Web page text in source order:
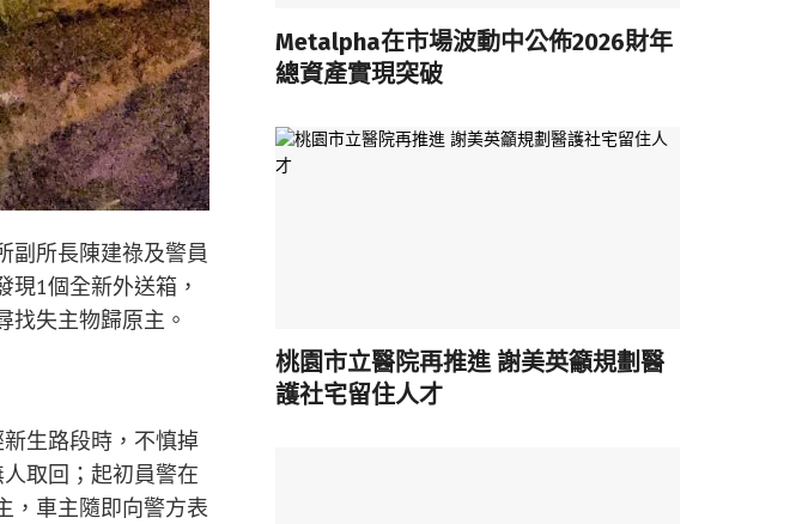
副所長陳建祿及警員
1個全新外送箱，
找失主物歸原主。
生路段時，不慎掉
取回；起初員警在
，車主隨即向警方表
Metalpha在市場波動中公佈2026財年
總資產實現突破
桃園市立醫院再推進 謝美英籲規劃醫
護社宅留住人才